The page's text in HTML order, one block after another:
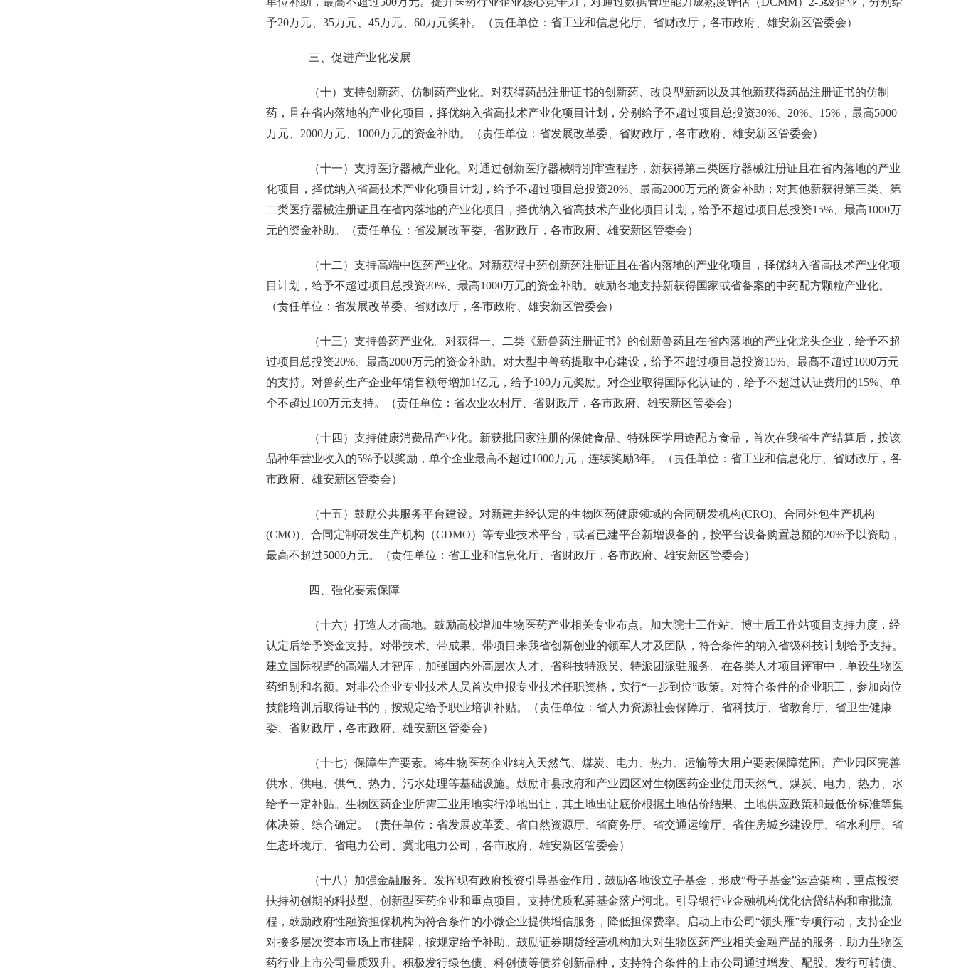
予20万元、35万元、45万元、60万元奖补。（责任单位：省工业和信息化厅、省财政厅，各市政府、雄安新区管委会）
三、促进产业化发展
（十）支持创新药、仿制药产业化。对获得药品注册证书的创新药、改良型新药以及其他新获得药品注册证书的仿制
药，且在省内落地的产业化项目，择优纳入省高技术产业化项目计划，分别给予不超过项目总投资30%、20%、15%，最高5000
万元、2000万元、1000万元的资金补助。（责任单位：省发展改革委、省财政厅，各市政府、雄安新区管委会）
（十一）支持医疗器械产业化。对通过创新医疗器械特别审查程序，新获得第三类医疗器械注册证且在省内落地的产业
化项目，择优纳入省高技术产业化项目计划，给予不超过项目总投资20%、最高2000万元的资金补助；对其他新获得第三类、第
二类医疗器械注册证且在省内落地的产业化项目，择优纳入省高技术产业化项目计划，给予不超过项目总投资15%、最高1000万
元的资金补助。（责任单位：省发展改革委、省财政厅，各市政府、雄安新区管委会）
（十二）支持高端中医药产业化。对新获得中药创新药注册证且在省内落地的产业化项目，择优纳入省高技术产业化项
目计划，给予不超过项目总投资20%、最高1000万元的资金补助。鼓励各地支持新获得国家或省备案的中药配方颗粒产业化。
（责任单位：省发展改革委、省财政厅，各市政府、雄安新区管委会）
（十三）支持兽药产业化。对获得一、二类《新兽药注册证书》的创新兽药且在省内落地的产业化龙头企业，给予不超
过项目总投资20%、最高2000万元的资金补助。对大型中兽药提取中心建设，给予不超过项目总投资15%、最高不超过1000万元
的支持。对兽药生产企业年销售额每增加1亿元，给予100万元奖励。对企业取得国际化认证的，给予不超过认证费用的15%、单
个不超过100万元支持。（责任单位：省农业农村厅、省财政厅，各市政府、雄安新区管委会）
（十四）支持健康消费品产业化。新获批国家注册的保健食品、特殊医学用途配方食品，首次在我省生产结算后，按该
品种年营业收入的5%予以奖励，单个企业最高不超过1000万元，连续奖励3年。（责任单位：省工业和信息化厅、省财政厅，各
市政府、雄安新区管委会）
（十五）鼓励公共服务平台建设。对新建并经认定的生物医药健康领域的合同研发机构(CRO)、合同外包生产机构
(CMO)、合同定制研发生产机构（CDMO）等专业技术平台，或者已建平台新增设备的，按平台设备购置总额的20%予以资助，
最高不超过5000万元。（责任单位：省工业和信息化厅、省财政厅，各市政府、雄安新区管委会）
四、强化要素保障
（十六）打造人才高地。鼓励高校增加生物医药产业相关专业布点。加大院士工作站、博士后工作站项目支持力度，经
认定后给予资金支持。对带技术、带成果、带项目来我省创新创业的领军人才及团队，符合条件的纳入省级科技计划给予支持。
建立国际视野的高端人才智库，加强国内外高层次人才、省科技特派员、特派团派驻服务。在各类人才项目评审中，单设生物医
药组别和名额。对非公企业专业技术人员首次申报专业技术任职资格，实行“一步到位”政策。对符合条件的企业职工，参加岗位
技能培训后取得证书的，按规定给予职业培训补贴。（责任单位：省人力资源社会保障厅、省科技厅、省教育厅、省卫生健康
委、省财政厅，各市政府、雄安新区管委会）
（十七）保障生产要素。将生物医药企业纳入天然气、煤炭、电力、热力、运输等大用户要素保障范围。产业园区完善
供水、供电、供气、热力、污水处理等基础设施。鼓励市县政府和产业园区对生物医药企业使用天然气、煤炭、电力、热力、水
给予一定补贴。生物医药企业所需工业用地实行净地出让，其土地出让底价根据土地估价结果、土地供应政策和最低价标准等集
体决策、综合确定。（责任单位：省发展改革委、省自然资源厅、省商务厅、省交通运输厅、省住房城乡建设厅、省水利厅、省
生态环境厅、省电力公司、冀北电力公司，各市政府、雄安新区管委会）
（十八）加强金融服务。发挥现有政府投资引导基金作用，鼓励各地设立子基金，形成“母子基金”运营架构，重点投资
扶持初创期的科技型、创新型医药企业和重点项目。支持优质私募基金落户河北。引导银行业金融机构优化信贷结构和审批流
程，鼓励政府性融资担保机构为符合条件的小微企业提供增信服务，降低担保费率。启动上市公司“领头雁”专项行动，支持企业
对接多层次资本市场上市挂牌，按规定给予补助。鼓励证券期货经营机构加大对生物医药产业相关金融产品的服务，助力生物医
药行业上市公司量质双升。积极发行绿色债、科创债等债券创新品种，支持符合条件的上市公司通过增发、配股、发行可转债、